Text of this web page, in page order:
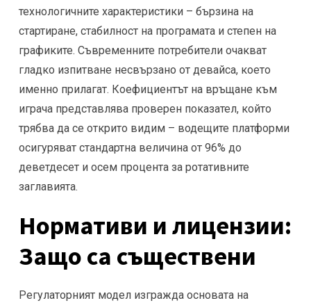
технологичните характеристики – бързина на
стартиране, стабилност на програмата и степен на
графиките. Съвременните потребители очакват
гладко изпитване несвързано от девайса, което
именно прилагат. Коефициентът на връщане към
играча представлява проверен показател, който
трябва да се открито видим – водещите платформи
осигуряват стандартна величина от 96% до
деветдесет и осем процента за ротативните
заглавията.
Нормативи и лицензии:
Защо са съществени
Регулаторният модел изгражда основата на